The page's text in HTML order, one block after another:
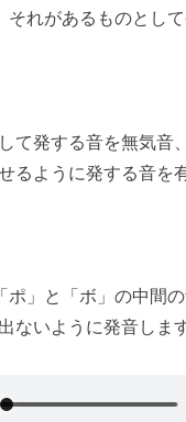
れがあるものとして
て発する音を無気音
るように発する音を
」と「ボ」の中間
ないように発音します